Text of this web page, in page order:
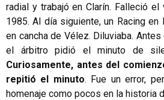
radial y trabajó en Clarín. Falleció
1985. Al día siguiente, un Racing
en cancha de Vélez. Diluviaba.
el árbitro pidió el minuto de
Curiosamente, antes del
repitió el minuto. Fue un error,
homenaje como pocos en la historia